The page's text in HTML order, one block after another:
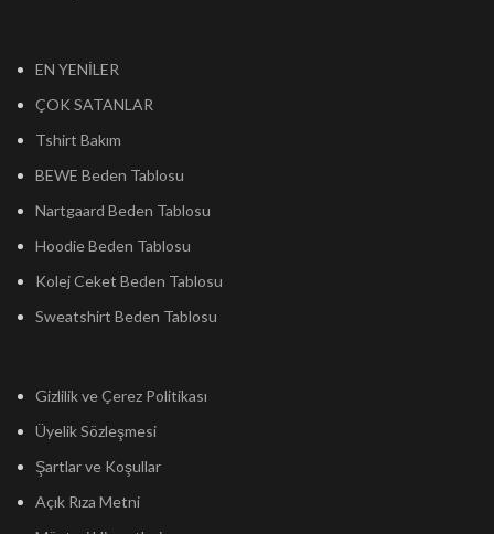
EN YENİLER
ÇOK SATANLAR
Tshirt Bakım
BEWE Beden Tablosu
Nartgaard Beden Tablosu
Hoodie Beden Tablosu
Kolej Ceket Beden Tablosu
Sweatshirt Beden Tablosu
Gizlilik ve Çerez Politikası
Üyelik Sözleşmesi
Şartlar ve Koşullar
Açık Rıza Metni